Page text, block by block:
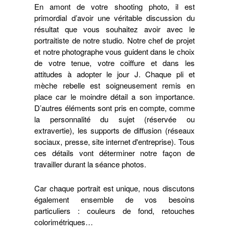
En amont de votre shooting photo, il est
primordial d’avoir une véritable discussion du
résultat que vous souhaitez avoir avec le
portraitiste de notre studio. Notre chef de projet
et notre photographe vous guident dans le choix
de votre tenue, votre coiffure et dans les
attitudes à adopter le jour J. Chaque pli et
mèche rebelle est soigneusement remis en
place car le moindre détail a son importance.
D’autres éléments sont pris en compte, comme
la personnalité du sujet (réservée ou
extravertie), les supports de diffusion (réseaux
sociaux, presse, site internet d'entreprise). Tous
ces détails vont déterminer notre façon de
travailler durant la séance photos.
Car chaque portrait est unique, nous discutons
également ensemble de vos besoins
particuliers : couleurs de fond, retouches
colorimétriques…